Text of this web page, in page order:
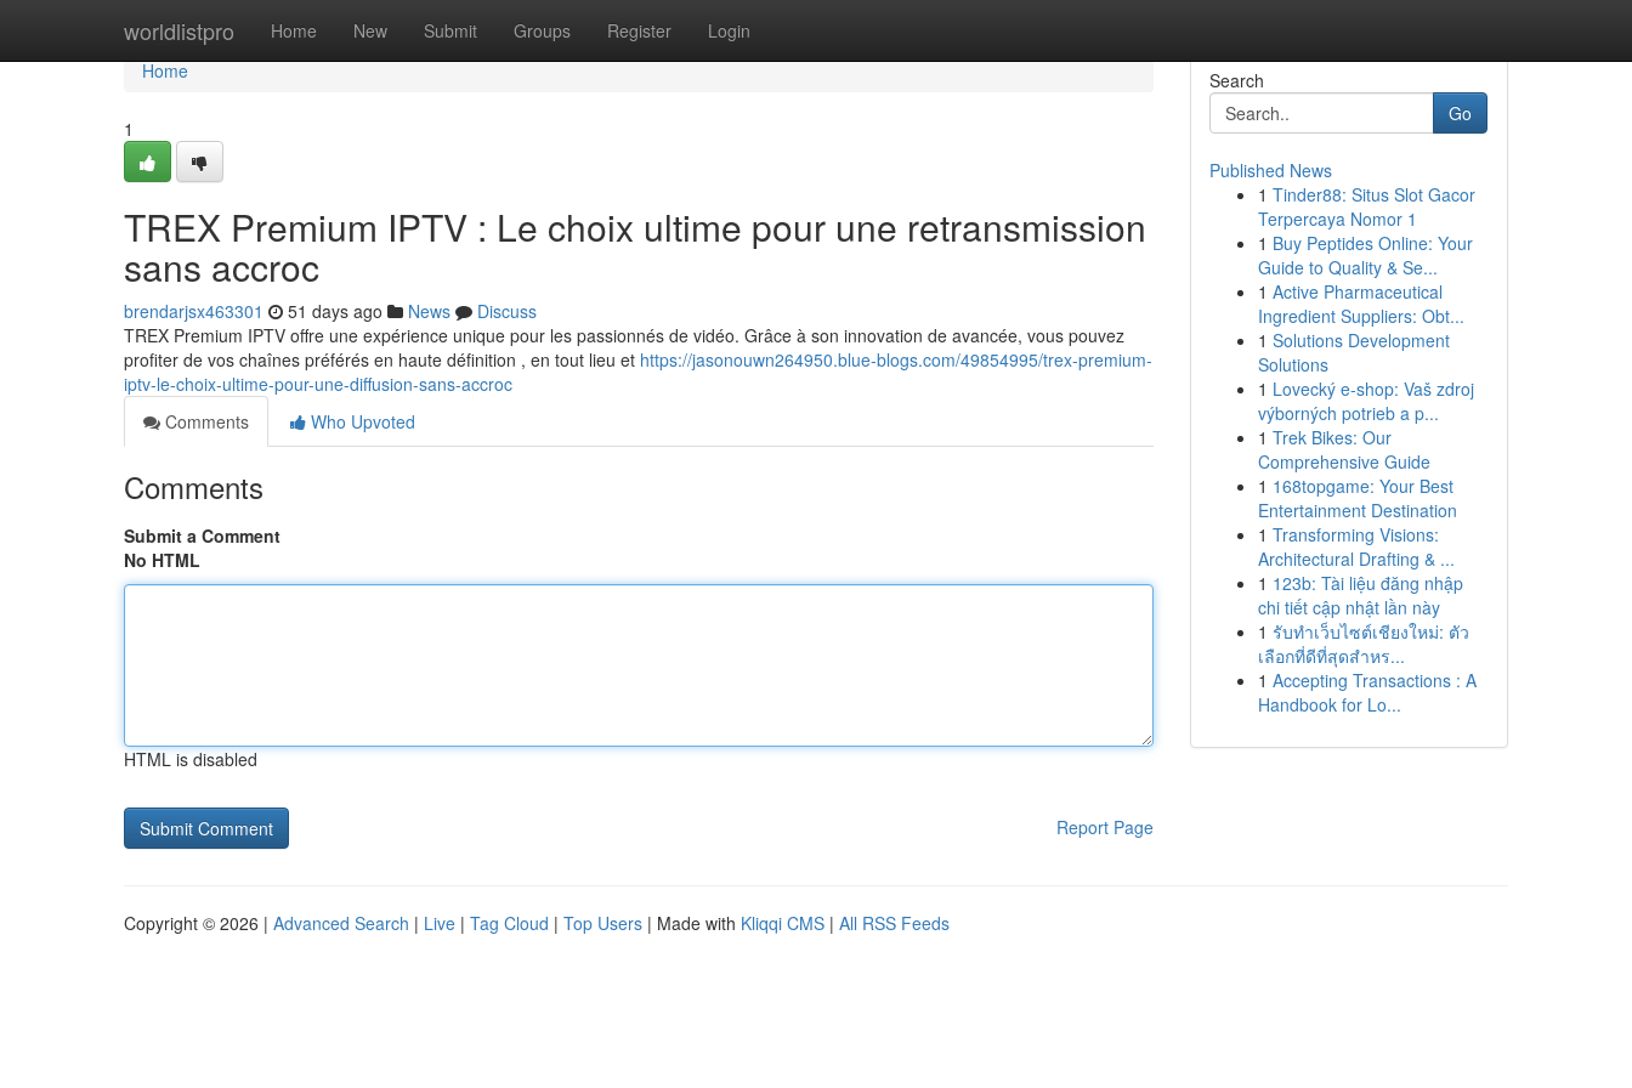
worldlistpro Home New Submit Groups Register Login
Home
Home
1
TREX Premium IPTV : Le choix ultime pour une retransmission
sans accroc
brendarjsx463301 51 days ago News
Discuss
TREX Premium IPTV offre une expérience unique pour les passionnés de vidéo. Grâce à son innovation de avancée, vous pouvez
profiter de vos chaînes préférés en haute définition , en tout lieu et https://jasonouwn264950.blue-blogs.com/49854995/trex-premium-
iptv-le-choix-ultime-pour-une-diffusion-sans-accroc
Comments
Who Upvoted
Comments
Submit a Comment
No HTML
HTML is disabled
Report Page
Search
Go
Published News
1 Tinder88: Situs Slot Gacor
Terpercaya Nomor 1
1 Buy Peptides Online: Your
Guide to Quality & Se...
1 Active Pharmaceutical
Ingredient Suppliers: Obt...
1 Solutions Development
Solutions
1 Lovecký e-shop: Vaš zdroj
výborných potrieb a p...
1 Trek Bikes: Our
Comprehensive Guide
1 168topgame: Your Best
Entertainment Destination
1 Transforming Visions:
Architectural Drafting & ...
1 123b: Tài liệu đăng nhập
chi tiết cập nhật lần này
1 รับทำเว็บไซต์เชียงใหม่: ตัว
เลือกที่ดีที่สุดสำหร...
1 Accepting Transactions : A
Handbook for Lo...
Copyright © 2026 | Advanced Search | Live | Tag Cloud | Top Users | Made with Kliqqi CMS | All RSS Feeds